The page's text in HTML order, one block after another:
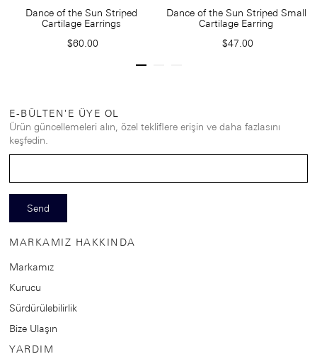
Dance of the Sun Striped
Cartilage Earrings
$60.00
Dance of the Sun Striped Small
Cartilage Earring
$47.00
E-BÜLTEN'E ÜYE OL
Ürün güncellemeleri alın, özel tekliflere erişin ve daha fazlasını
keşfedin.
Send
MARKAMIZ HAKKINDA
Markamız
Kurucu
Sürdürülebilirlik
Bize Ulaşın
YARDIM